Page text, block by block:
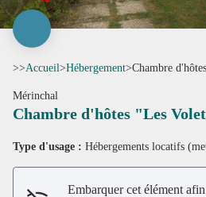
Voir
>>Accueil>Hébergement>Chambre
Mérinchal
Chambre d'hôtes "Les
Type d'usage : Hébergements locatifs
Embarquer cet élément